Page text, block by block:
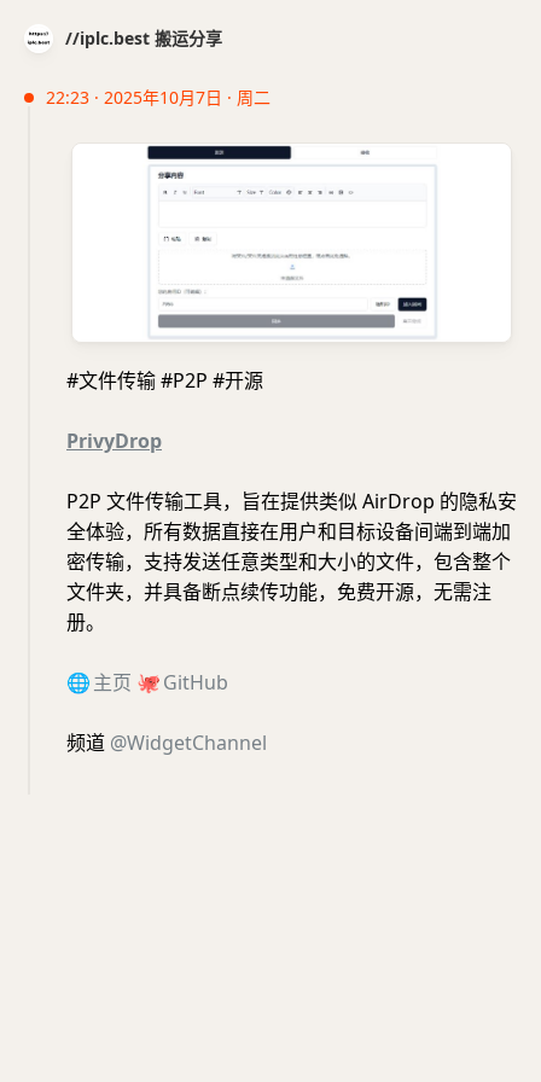
//iplc.best 搬运分享
22:23 · 2025年10月7日 · 周二
#文件传输 #P2P #开源
PrivyDrop
P2P 文件传输工具，旨在提供类似 AirDrop 的隐私安
全体验，所有数据直接在用户和目标设备间端到端加
密传输，支持发送任意类型和大小的文件，包含整个
文件夹，并具备断点续传功能，免费开源，无需注
册。
🌐主页 🐙GitHub
频道 @WidgetChannel